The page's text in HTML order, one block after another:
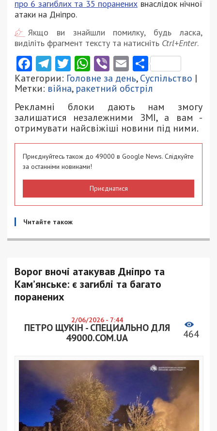
про 6 загиблих та 35 поранених внаслідок нічної
атаки на Дніпро.
Якщо ви знайшли помилку, будь ласка,
виділіть фрагмент тексту та натисніть Ctrl+Enter.
Facebook
Telegram
Twitter
WhatsApp
ViberEmail
Категории: Головне за день,Суспільство |
Метки: війна, ракетний обстріл
Рекламні блоки дають нам змогу
залишатися незалежними ЗМІ, а вам -
отримувати найсвіжіші новини під ними.
Приєднуйтесь також до 49000 в Google News. Слідкуйте
за останніми новинами!
Приєднатися
Читайте також
Ворог вночі атакував Дніпро та
Кам’янське: є загиблі та багато
поранених
2/06/2026 - 7:44
ПЕТРО ЩУКІН - СПЕЦИАЛЬНО ДЛЯ
49000.COM.UA
464